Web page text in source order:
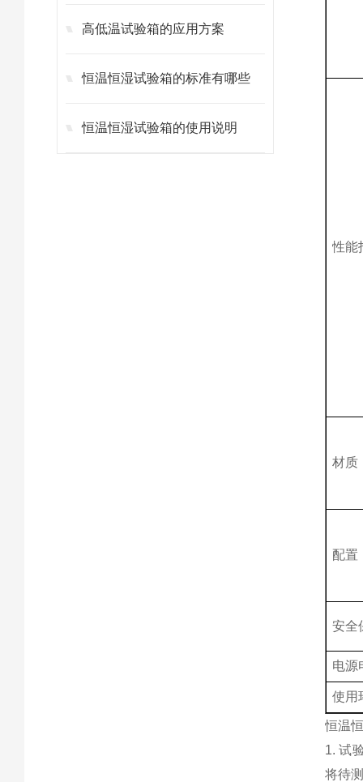
高低温试验箱的应用方案
恒温恒湿试验箱的标准有哪些
恒温恒湿试验箱的使用说明
性能
材质
配置
安全
电源
使用
恒温
1. 试
将待